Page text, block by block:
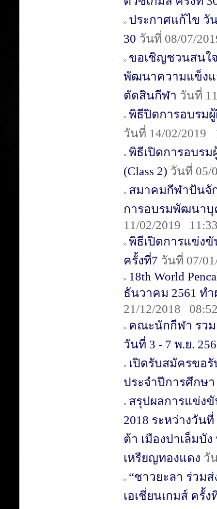
ประกาศแก้ไข วั
30 วันที่ 08/07/
ขอเชิญชวนสนใจ
พัฒนาความแข็งแ
ตัดสินกีฬา วันที่
พิธีปิดการอบรม
วันที่ 14/02/2019
พิธีเปิดการอบร
(Class 2) วันที่ 05/
สมาคมกีฬาปันจั
การอบรมพัฒนาบุ
11/02/2019
พิธีเปิดการแข่ง
ครั้งที่7 วันที่ 07/
18th World
ธันวาคม 2561 ทำ
21/12/2018
คณะนักกีฬา รว
วันที่ 3 - 7 พ.ย.
เปิดรับสมัครขอ
ประจำปีการศึกษา
สรุปผลการแข่ง
2018 ระหว่างวัน
ต้า เมืองปาเล็มบั
เหรียญทองแดง วั
“ชาวยะลา ร่วม
เอเชี่ยนเกมส์ ครั้